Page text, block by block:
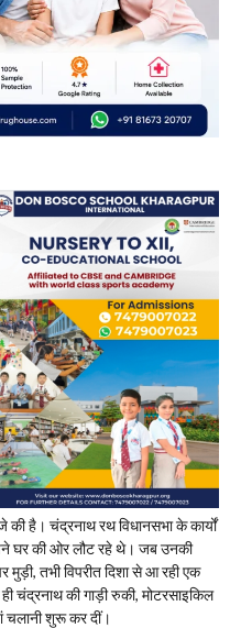
है। चंद्रनाथ रथ विधानसभा के कार्यों
घर की ओर लौट रहे थे। जब उनकी
तभी विपरीत दिशा से आ रही एक
चंद्रनाथ की गाड़ी रुकी, मोटरसाइकिल
चलानी शुरू कर दीं।